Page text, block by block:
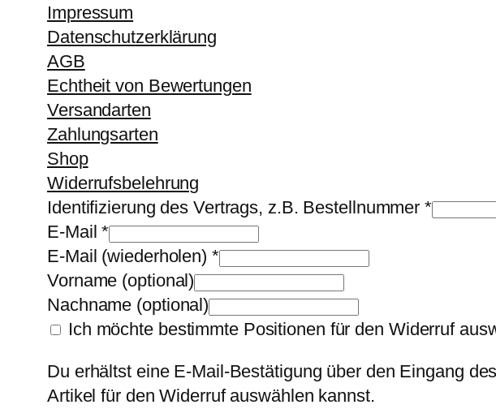
Impressum
Datenschutzerklärung
AGB
Echtheit von Bewertungen
Versandarten
Zahlungsarten
Shop
Widerrufsbelehrung
Identifizierung des Vertrags, z.B. Bestellnummer*
E-Mail*
E-Mail (wiederholen) *
Vorname (optional)
Nachname (optional)
Ich möchte bestimmte Positionen für den Widerruf
Du erhältst eine E-Mail-Bestätigung über den Eingang
Artikel für den Widerruf auswählen kannst.